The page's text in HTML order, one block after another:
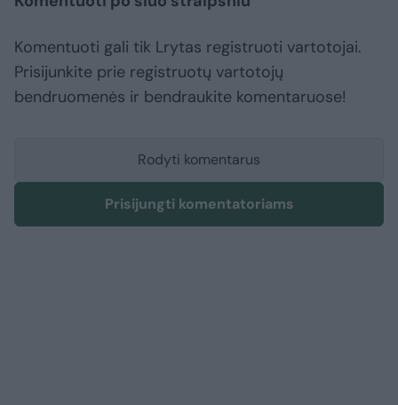
Komentuoti gali tik Lrytas registruoti vartotojai.
Prisijunkite prie registruotų vartotojų
bendruomenės ir bendraukite komentaruose!
Rodyti komentarus
Prisijungti komentatoriams